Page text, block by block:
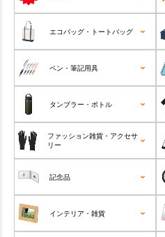
エコバッグ・トートバッグ
ペン・筆記用具
タンブラー・ボトル
ファッション雑貨・アクセサ
リー
記念品
インテリア・雑貨